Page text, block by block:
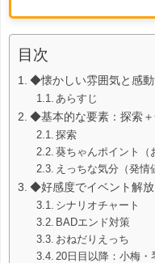
目次
◆懐かしい雰囲気と感
あらすじ
◆基本的な要素：探索
探索
葵ちゃんポイント（
えっちな気分（発情
◆好感度でイベント解放
シナリオチャート
BADエンド対策
おねだりえっち
20日目以降：小梅・